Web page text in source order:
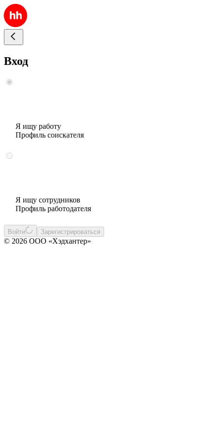
Вход
Я ищу работу
Профиль соискателя
Я ищу сотрудников
Профиль работодателя
Войти Зарегистрироваться
© 2026 ООО «Хэдхантер»